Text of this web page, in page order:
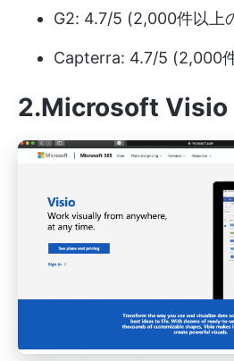
G2: 4.7/5 (2,000件以上
Capterra: 4.7/5 (2,000
2.Microsoft Visio